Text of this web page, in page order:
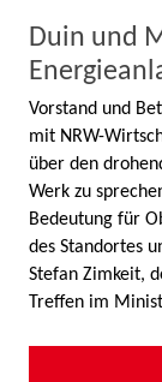
Duin und
Vorstand und
mit NRW-
über den
Werk zu
Bedeutung für
des Standortes
Stefan Zimkeit,
Treffen im